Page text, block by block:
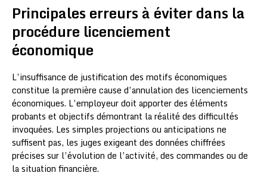
Principales erreurs à éviter dans la
procédure licenciement
économique
L’insuffisance de justification des motifs économiques
constitue la première cause d’annulation des licenciements
économiques. L’employeur doit apporter des éléments
probants et objectifs démontrant la réalité des difficultés
invoquées. Les simples projections ou anticipations ne
suffisent pas, les juges exigeant des données chiffrées
précises sur l’évolution de l’activité, des commandes ou de
la situation financière.